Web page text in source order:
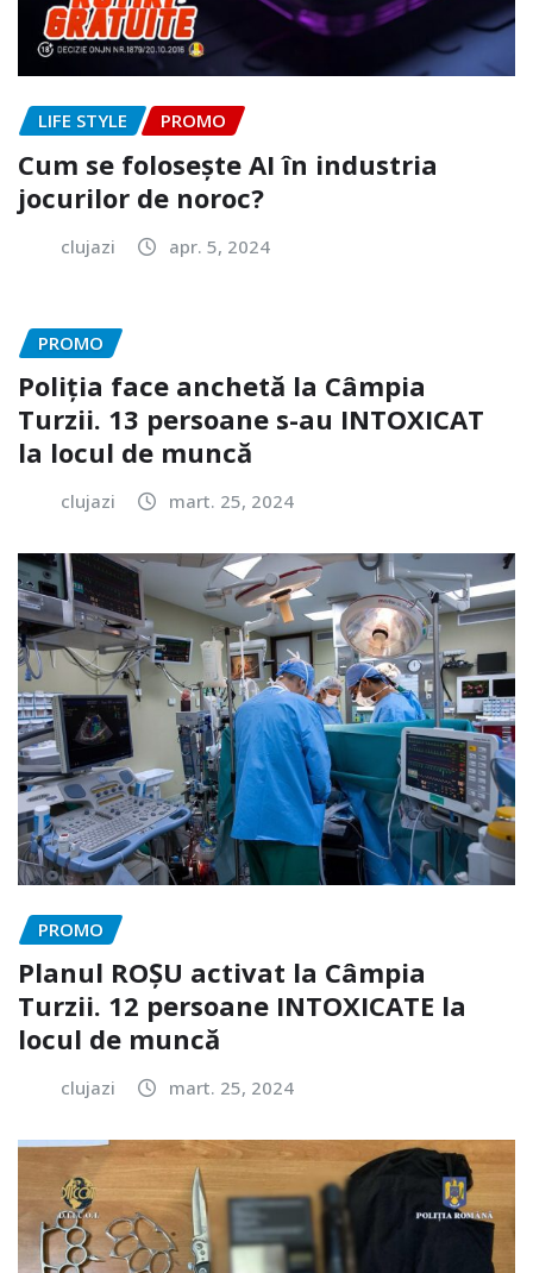
LIFE STYLE PROMO
Cum se folosește AI în industria
jocurilor de noroc?
clujazi apr. 5, 2024
PROMO
Poliția face anchetă la Câmpia
Turzii. 13 persoane s-au INTOXICAT
la locul de muncă
clujazi mart. 25, 2024
PROMO
Planul ROȘU activat la Câmpia
Turzii. 12 persoane INTOXICATE la
locul de muncă
clujazi mart. 25, 2024